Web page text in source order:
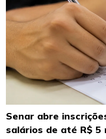
Senar abre
salários de até R$ 5